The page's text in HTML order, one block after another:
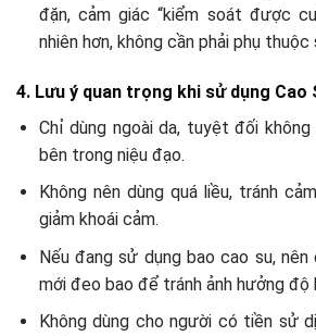
đặn, cảm giác “kiểm soát được
nhiên hơn, không cần phải phụ thuộc
4. Lưu ý quan trọng khi sử dụng Cao
Chỉ dùng ngoài da, tuyệt đối không
bên trong niệu đạo.
Không nên dùng quá liều, tránh
giảm khoái cảm.
Nếu đang sử dụng bao cao su,
mới đeo bao để tránh ảnh hưởng độ
Không dùng cho người có tiền sử